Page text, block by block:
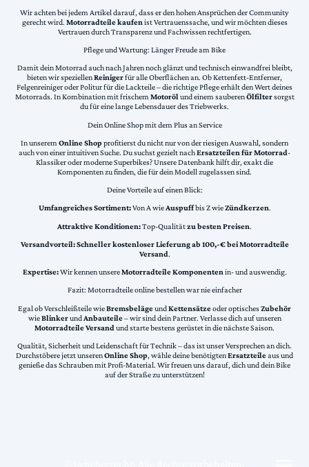
Wir achten bei jedem Artikel darauf, dass er den hohen Ansprüchen der Community
gerecht wird. Motorradteile kaufen ist Vertrauenssache, und wir möchten dieses
Vertrauen durch Transparenz und Fachwissen rechtfertigen.
Pflege und Wartung: Länger Freude am Bike
Damit dein Motorrad auch nach Jahren noch glänzt und technisch einwandfrei bleibt,
bieten wir speziellenReinigerfür alle Oberflächen an. Ob Kettenfett-Entferner,
Felgenreiniger oder Politur für die Lackteile – die richtige Pflege erhält den Wert deines
Motorrads. In Kombination mit frischemMotorölund einem sauberenÖlfiltersorgst
du für eine lange Lebensdauer des Triebwerks.
Dein Online Shop mit dem Plus an Service
In unserem Online Shopprofitierst du nicht nur von der riesigen Auswahl, sondern
auch von einer intuitiven Suche. Du suchst gezielt nachErsatzteilen für Motorrad-
Klassiker oder moderne Superbikes? Unsere Datenbank hilft dir, exakt die
Komponenten zu finden, die für dein Modell zugelassen sind.
Deine Vorteile auf einen Blick:
Umfangreiches Sortiment:Von A wieAuspuffbis Z wieZündkerzen.
Attraktive Konditionen:Top-Qualitätzu besten Preisen.
Versandvorteil:Schneller kostenloser Lieferung ab 100,-€ bei Motorradteile
Versand.
Expertise:Wir kennen unsereMotorradteile Komponentenin- und auswendig.
Fazit: Motorradteile online bestellen war nie einfacher
Egal ob Verschleißteile wieBremsbelägeundKettensätzeoder optischesZubehör
wieBlinkerundAnbauteile– wir sind dein Partner. Verlasse dich auf unseren
Motorradteile Versand und starte bestens gerüstet in die nächste Saison.
Qualität, Sicherheit und Leidenschaft für Technik – das ist unser Versprechen an dich.
Durchstöbere jetzt unserenOnline Shop, wähle deine benötigtenErsatzteileaus und
genieße das Schrauben mit Profi-Material. Wir freuen uns darauf, dich und dein Bike
auf der Straße zu unterstützen!